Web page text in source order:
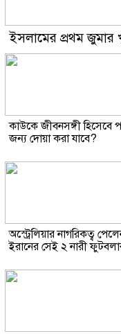
ইসলামের প্রথম জুমার
কাউকে জীবনসঙ্গী হিসেবে
জন্য দোয়া করা যাবে?
অস্ট্রেলিয়ার নাগরিকত্ব
ইরানের সেই ২ নারী